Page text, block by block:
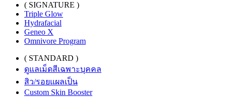
( SIGNATURE )
Triple Glow
Hydrafacial
Geneo X
Omnivore Program
( STANDARD )
ดูแลเม็ดสีเฉพาะบุคคล
สิว/รอยแผลเป็น
Custom Skin Booster